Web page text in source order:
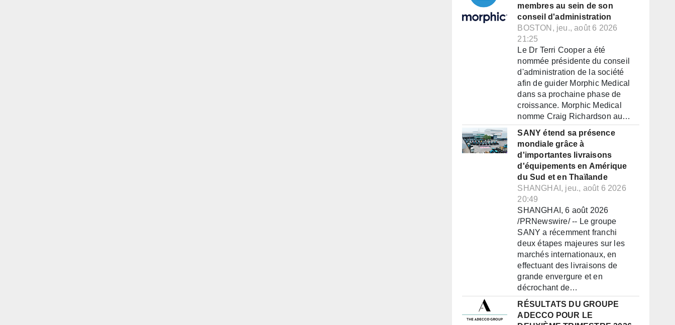
membres au sein de son
conseil d'administration
BOSTON, jeu., août 6 2026
21:25
Le Dr Terri Cooper a été
nommée présidente du conseil
d'administration de la société
afin de guider Morphic Medical
dans sa prochaine phase de
croissance. Morphic Medical
nomme Craig Richardson au…
SANY étend sa présence
mondiale grâce à
d'importantes livraisons
d'équipements en Amérique
du Sud et en Thaïlande
SHANGHAI, jeu., août 6 2026
20:49
SHANGHAI, 6 août 2026
/PRNewswire/ -- Le groupe
SANY a récemment franchi
deux étapes majeures sur les
marchés internationaux, en
effectuant des livraisons de
grande envergure et en
décrochant de…
RÉSULTATS DU GROUPE
ADECCO POUR LE